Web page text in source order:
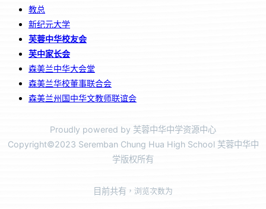
教总
新纪元大学
芙蓉中华校友会
芙中家长会
森美兰中华大会堂
森美兰华校董事联合会
森美兰州国中华文教师联谊会
Proudly powered by 芙蓉中华中学资源中心
Copyright©2023 Seremban Chung Hua High School 芙蓉中华中
学版权所有
目前共有 ，浏览次数为